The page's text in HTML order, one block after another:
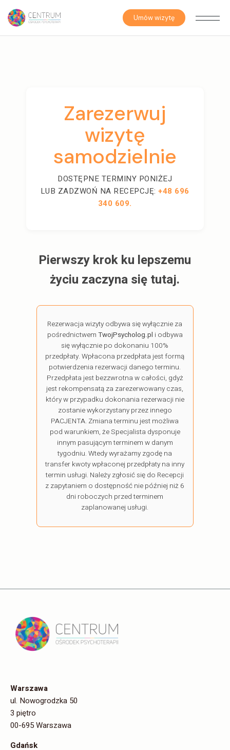
Umów wizytę
Zarezerwuj
wizytę
samodzielnie
DOSTĘPNE TERMINY PONIŻEJ
LUB ZADZWOŃ NA RECEPCJĘ:+48 696
340 609.
Pierwszy krok ku lepszemu
życiu zaczyna się tutaj.
Rezerwacja wizyty odbywa się wyłącznie za
pośrednictwem TwojPsycholog.pl i odbywa
się wyłącznie po dokonaniu 100%
przedpłaty. Wpłacona przedpłata jest formą
potwierdzenia rezerwacji danego terminu.
Przedpłata jest bezzwrotna w całości, gdyż
jest rekompensatą za zarezerwowany czas,
który w przypadku dokonania rezerwacji nie
zostanie wykorzystany przez innego
PACJENTA. Zmiana terminu jest możliwa
pod warunkiem, że Specjalista dysponuje
innym pasującym terminem w danym
tygodniu. Wtedy wyrażamy zgodę na
transfer kwoty wpłaconej przedpłaty na inny
termin usługi. Należy zgłosić się do Recepcji
z zapytaniem o dostępność nie później niż 6
dni roboczych przed terminem
zaplanowanej usługi.
Warszawa
ul. Nowogrodzka 50
3 piętro
00-695 Warszawa
Gdańsk